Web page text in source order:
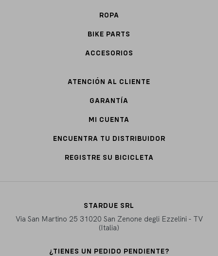
ROPA
BIKE PARTS
ACCESORIOS
ATENCIÓN AL CLIENTE
GARANTÍA
MI CUENTA
ENCUENTRA TU DISTRIBUIDOR
REGISTRE SU BICICLETA
STARDUE SRL
Via San Martino 25 31020 San Zenone degli Ezzelini - TV
(Italia)
¿TIENES UN PEDIDO PENDIENTE?